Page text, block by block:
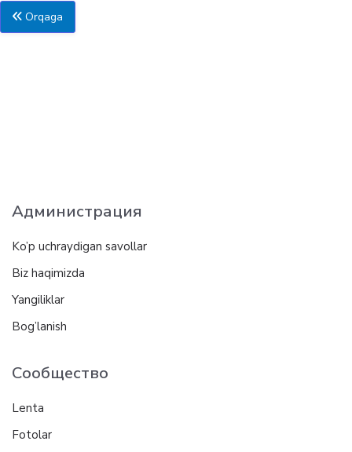
Orqaga
Администрация
Ko’p uchraydigan savollar
Biz haqimizda
Yangiliklar
Bog’lanish
Сообщество
Lenta
Fotolar